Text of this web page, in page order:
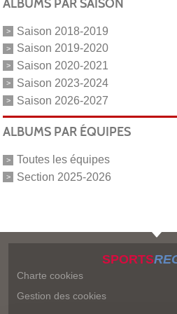
ALBUMS PAR SAISON
Saison 2018-2019
Saison 2019-2020
Saison 2020-2021
Saison 2023-2024
Saison 2026-2027
ALBUMS PAR ÉQUIPES
Toutes les équipes
Section 2025-2026
SPORTS
Charte cookies
Gestion des cookies